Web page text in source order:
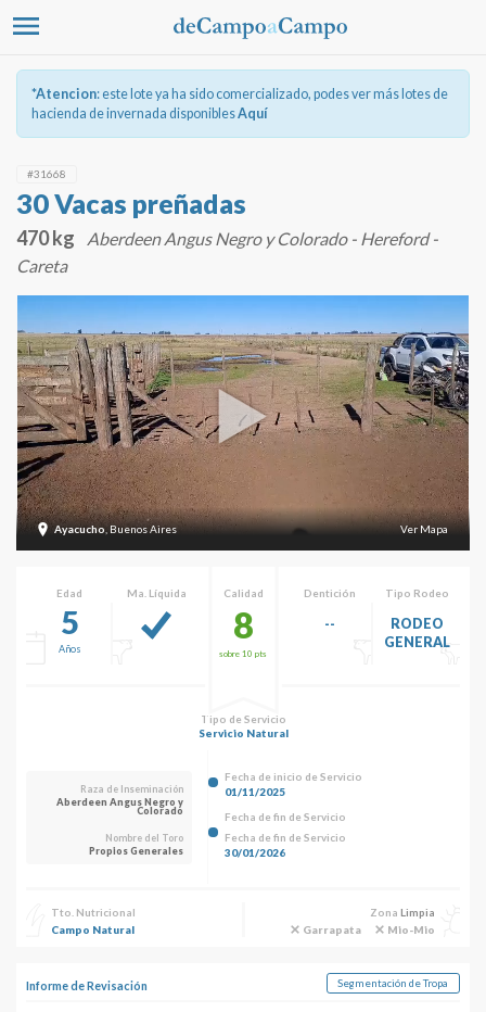
*Atencion: este lote ya ha sido comercializado, podes ver más lotes de
hacienda de invernada disponiblesAquí
30 Vacas preñadas
470 kg
Aberdeen Angus Negro y Colorado - Hereford -
Careta
#31668
Ayacucho, Buenos Aires Ver Mapa
Edad
5
Años
Ma. Líquida Calidad
8
sobre 10 pts
Dentición
--
Tipo Rodeo
RODEO
GENERAL
Tipo de Servicio
Servicio Natural
Raza de Inseminación
Aberdeen Angus Negro y
Colorado
Nombre del Toro
Propios Generales
Fecha de inicio de Servicio
01/11/2025
Fecha de fin de Servicio
Fecha de fin de Servicio
30/01/2026
Tto. Nutricional
Campo Natural
Zona Limpia
Garrapata
Mio-Mio
Informe de Revisación Segmentación de Tropa